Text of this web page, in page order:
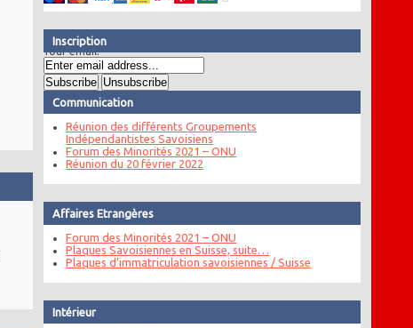
Inscription
Your email:
Communication
Réunion des différents Groupements
Indépendantistes Savoisiens
Forum des Minorités 2021 – ONU
Réunion du 20 février 2022
Affaires Etrangères
Forum des Minorités 2021 – ONU
Plaques Savoisiennes en Suisse, suite…
Plaques d’immatriculation savoisiennes / Suisse
Intérieur